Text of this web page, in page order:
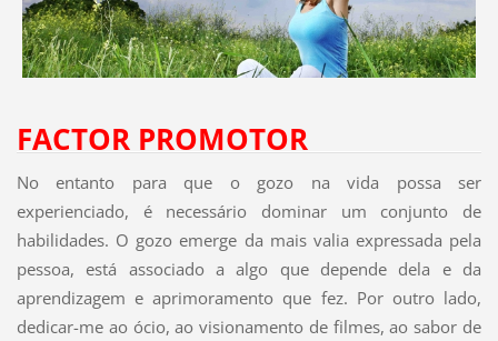
FACTOR PROMOTOR
No entanto para que o gozo na vida possa ser
experienciado, é necessário dominar um conjunto de
habilidades. O gozo emerge da mais valia expressada pela
pessoa, está associado a algo que depende dela e da
aprendizagem e aprimoramento que fez. Por outro lado,
dedicar-me ao ócio, ao visionamento de filmes, ao sabor de